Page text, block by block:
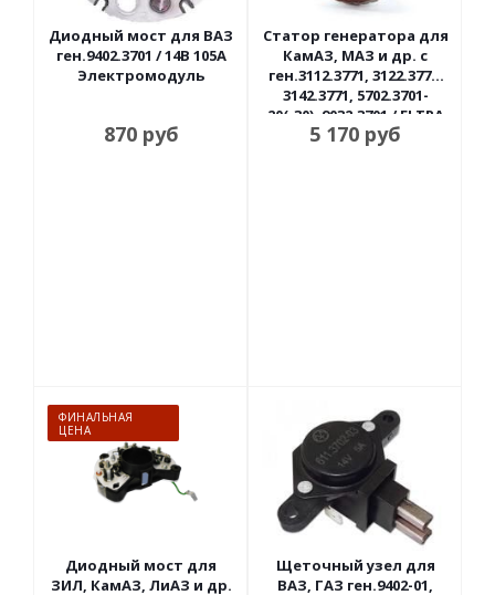
Диодный мост для ВАЗ
ген.9402.3701 / 14В 105А
Электромодуль
870руб
Статор генератора для
КамАЗ, МАЗ и др. с
ген.3112.3771, 3122.3771,
3142.3771, 5702.3701-
20(-30), 9032.3701 / ELTRA
5 170 руб
ФИНАЛЬНАЯ
ЦЕНА
Диодный мост для
ЗИЛ, КамАЗ, ЛиАЗ и др.
Щеточный узел для
ВАЗ, ГАЗ ген.9402-01,